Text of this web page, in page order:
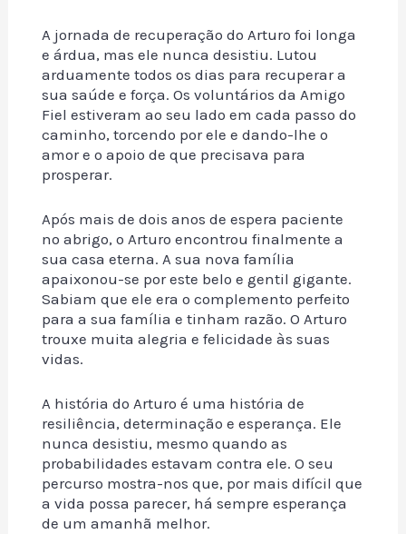
A jornada de recuperação do Arturo foi longa
e árdua, mas ele nunca desistiu. Lutou
arduamente todos os dias para recuperar a
sua saúde e força. Os voluntários da Amigo
Fiel estiveram ao seu lado em cada passo do
caminho, torcendo por ele e dando-lhe o
amor e o apoio de que precisava para
prosperar.
Após mais de dois anos de espera paciente
no abrigo, o Arturo encontrou finalmente a
sua casa eterna. A sua nova família
apaixonou-se por este belo e gentil gigante.
Sabiam que ele era o complemento perfeito
para a sua família e tinham razão. O Arturo
trouxe muita alegria e felicidade às suas
vidas.
A história do Arturo é uma história de
resiliência, determinação e esperança. Ele
nunca desistiu, mesmo quando as
probabilidades estavam contra ele. O seu
percurso mostra-nos que, por mais difícil que
a vida possa parecer, há sempre esperança
de um amanhã melhor.